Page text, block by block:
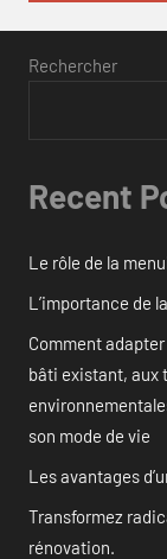
Rechercher
Recent
Le rôle de la
L’importance de
Comment
bâti existant, aux
son mode de vie
Les avantages
Transformez
rénovation.